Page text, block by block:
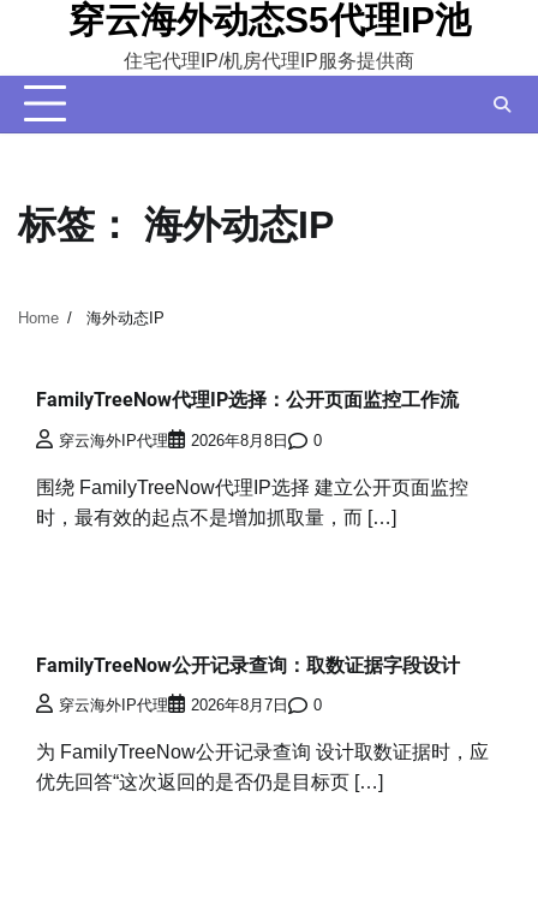
content
穿云海外动态S5代理IP池
住宅代理IP/机房代理IP服务提供商
标签： 海外动态IP
Home 海外动态IP
FamilyTreeNow代理IP选择：公开页面监控工作流
穿云海外IP代理 2026年8月8日 0
围绕 FamilyTreeNow代理IP选择 建立公开页面监控
时，最有效的起点不是增加抓取量，而 […]
FamilyTreeNow公开记录查询：取数证据字段设计
穿云海外IP代理 2026年8月7日 0
为 FamilyTreeNow公开记录查询 设计取数证据时，应
优先回答“这次返回的是否仍是目标页 […]